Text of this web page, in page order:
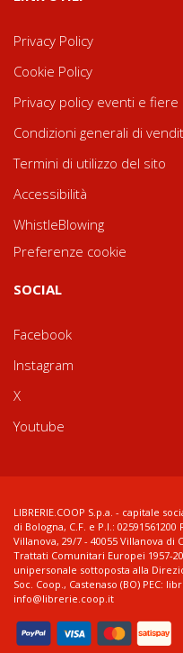
Privacy Policy
Cookie Policy
Privacy policy eventi e fiere
Condizioni generali di
Termini di utilizzo del sito
Accessibilità
WhistleBlowing
Preferenze cookie
SOCIAL
Facebook
Instagram
X
Youtube
LIBRERIE.COOP S.p.a. - capitale
di Bologna, C.F. e P.I.: 02591561200
Villanova, 29/7 - 40055 Villanova di
Trattati Comunitari Europei 1957-
unipersonale sottoposta alla
Soc. Coop., Castenaso (BO) PEC:
info@librerie.coop.it